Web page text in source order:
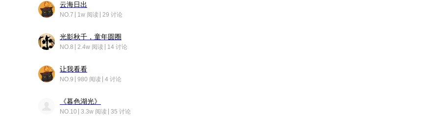
云海日出
NO.7 1w 阅读 29 讨论
光影秋千，童年圆圈
NO.8 2.4w 阅读 14 讨论
让我看看
NO.9 980 阅读 4 讨论
《暮色湖光》
NO.10 3.3w 阅读 35 讨论